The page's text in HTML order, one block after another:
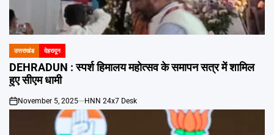
POSTED
IN
उत्तराखंड देहरादून
DEHRADUN : स्पर्श हिमालय महोत्सव के समापन सत्र में शामिल
हुए सीएम धामी
on
November 5, 2025 HNN 24x7 Desk